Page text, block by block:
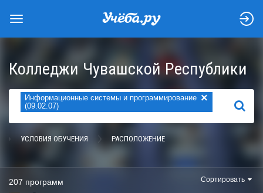
Колледжи Чувашской Республики
Информационные системы и программирование
(09.02.07)
×
НАЙТИ
УСЛОВИЯ ОБУЧЕНИЯ РАСПОЛОЖЕНИЕ
207 программ Сортировать